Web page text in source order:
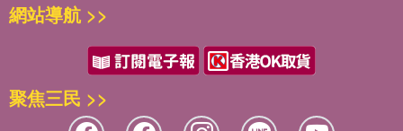
網站導航 >>
聚焦三民 >>